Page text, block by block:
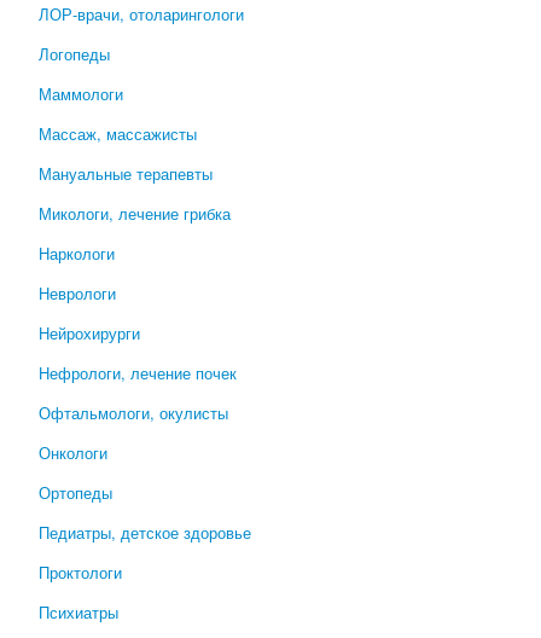
ЛОР-врачи, отоларингологи
Логопеды
Маммологи
Массаж, массажисты
Мануальные терапевты
Микологи, лечение грибка
Наркологи
Неврологи
Нейрохирурги
Нефрологи, лечение почек
Офтальмологи, окулисты
Онкологи
Ортопеды
Педиатры, детское здоровье
Проктологи
Психиатры